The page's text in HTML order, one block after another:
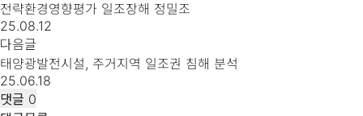
전략환경영향평가 일조장해 정밀조
25.08.12
다음글
태양광발전시설, 주거지역 일조권 침해 분석
25.06.18
댓글 0